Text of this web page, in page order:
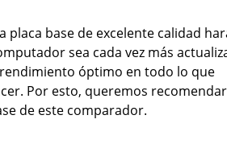
placa base de excelente calidad
sea cada vez más
óptimo en todo lo que
Por esto, queremos
de este comparador.